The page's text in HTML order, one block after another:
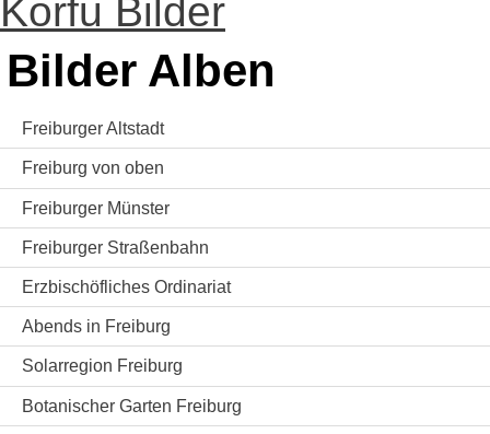
Korfu Bilder
Bilder Alben
Freiburger Altstadt
Freiburg von oben
Freiburger Münster
Freiburger Straßenbahn
Erzbischöfliches Ordinariat
Abends in Freiburg
Solarregion Freiburg
Botanischer Garten Freiburg